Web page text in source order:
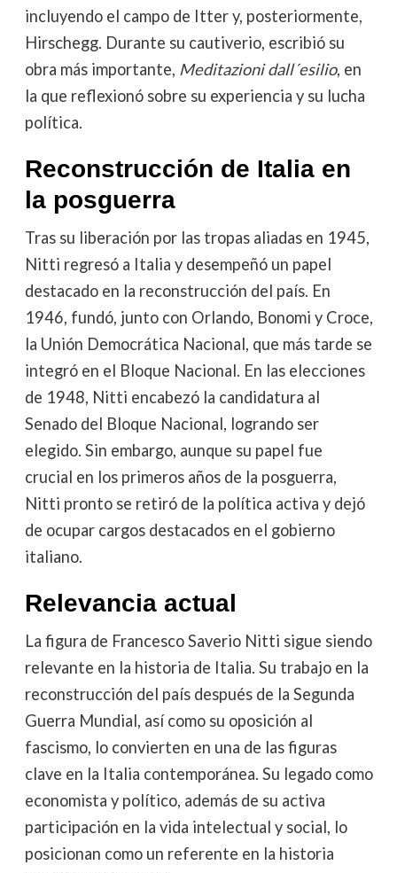
incluyendo el campo de Itter y, posteriormente,
Hirschegg. Durante su cautiverio, escribió su
obra más importante, Meditazioni dall´esilio, en
la que reflexionó sobre su experiencia y su lucha
política.
Reconstrucción de Italia en
la posguerra
Tras su liberación por las tropas aliadas en 1945,
Nitti regresó a Italia y desempeñó un papel
destacado en la reconstrucción del país. En
1946, fundó, junto con Orlando, Bonomi y Croce,
la Unión Democrática Nacional, que más tarde se
integró en el Bloque Nacional. En las elecciones
de 1948, Nitti encabezó la candidatura al
Senado del Bloque Nacional, logrando ser
elegido. Sin embargo, aunque su papel fue
crucial en los primeros años de la posguerra,
Nitti pronto se retiró de la política activa y dejó
de ocupar cargos destacados en el gobierno
italiano.
Relevancia actual
La figura de Francesco Saverio Nitti sigue siendo
relevante en la historia de Italia. Su trabajo en la
reconstrucción del país después de la Segunda
Guerra Mundial, así como su oposición al
fascismo, lo convierten en una de las figuras
clave en la Italia contemporánea. Su legado como
economista y político, además de su activa
participación en la vida intelectual y social, lo
posicionan como un referente en la historia